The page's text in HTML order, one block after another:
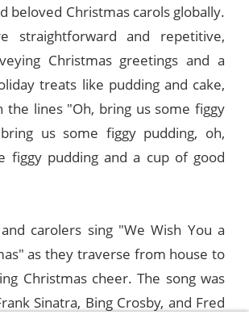
beloved Christmas carols globally.
straightforward and repetitive,
Christmas greetings and a
treats like pudding and cake,
the lines "Oh, bring us some figgy
us some figgy pudding, oh,
figgy pudding and a cup of good
carolers sing "We Wish You a
as they traverse from house to
Christmas cheer. The song was
Sinatra, Bing Crosby, and Fred